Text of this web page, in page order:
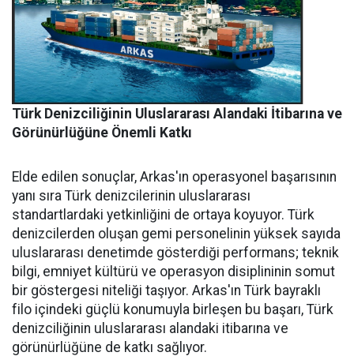
Türk Denizciliğinin Uluslararası Alandaki İtibarına ve
Görünürlüğüne Önemli Katkı
Elde edilen sonuçlar, Arkas'ın operasyonel başarısının
yanı sıra Türk denizcilerinin uluslararası
standartlardaki yetkinliğini de ortaya koyuyor. Türk
denizcilerden oluşan gemi personelinin yüksek sayıda
uluslararası denetimde gösterdiği performans; teknik
bilgi, emniyet kültürü ve operasyon disiplininin somut
bir göstergesi niteliği taşıyor. Arkas'ın Türk bayraklı
filo içindeki güçlü konumuyla birleşen bu başarı, Türk
denizciliğinin uluslararası alandaki itibarına ve
görünürlüğüne de katkı sağlıyor.